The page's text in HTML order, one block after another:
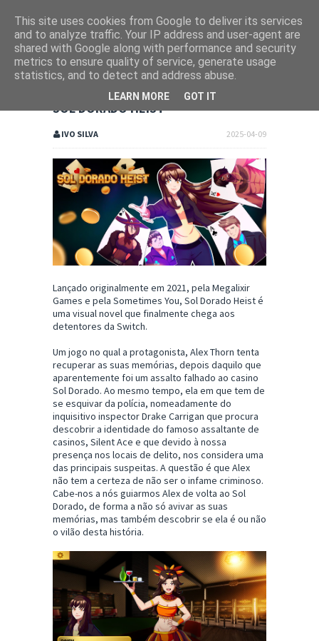
SOL DORADO HEIST
2025-04-09
IVO SILVA
Lançado originalmente em 2021, pela Megalixir
Games e pela Sometimes You, Sol Dorado Heist é
uma visual novel que finalmente chega aos
detentores da Switch.
Um jogo no qual a protagonista, Alex Thorn tenta
recuperar as suas memórias, depois daquilo que
aparentemente foi um assalto falhado ao casino
Sol Dorado. Ao mesmo tempo, ela em que tem de
se esquivar da polícia, nomeadamente do
inquisitivo inspector Drake Carrigan que procura
descobrir a identidade do famoso assaltante de
casinos, Silent Ace e que devido à nossa
presença nos locais de delito, nos considera uma
das principais suspeitas. A questão é que Alex
não tem a certeza de não ser o infame criminoso.
Cabe-nos a nós guiarmos Alex de volta ao Sol
Dorado, de forma a não só avivar as suas
memórias, mas também descobrir se ela é ou não
o vilão desta história.
This site uses cookies from Google to deliver its services
and to analyze traffic. Your IP address and user-agent are
shared with Google along with performance and security
metrics to ensure quality of service, generate usage
statistics, and to detect and address abuse.
LEARN MORE GOT IT